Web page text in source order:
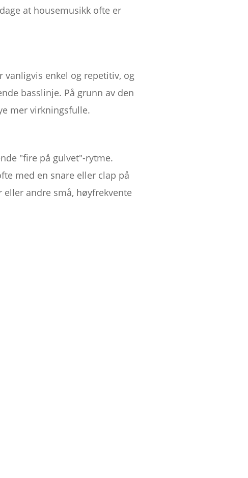
at housemusikk ofte er
vanligvis enkel og repetitiv, og
basslinje. På grunn av den
mer virkningsfulle.
"fire på gulvet"-rytme.
med en snare eller clap på
eller andre små, høyfrekvente